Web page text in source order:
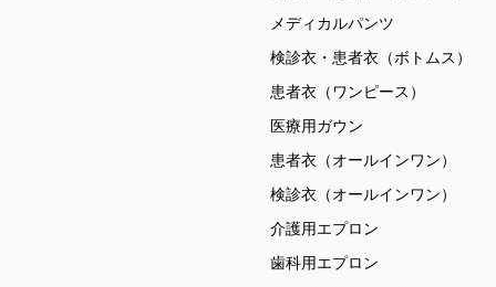
メディカルパンツ
検診衣・患者衣（ボトムス）
患者衣（ワンピース）
医療用ガウン
患者衣（オールインワン）
検診衣（オールインワン）
介護用エプロン
歯科用エプロン